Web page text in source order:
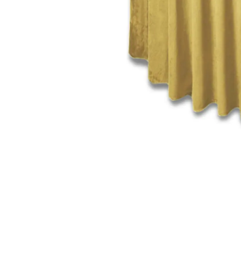
ИЗДЕЛИЯ ДЛЯ КОМФОРТА
ТЕХНИЧЕСКОЕ ОБОРУДОВАНИЕ